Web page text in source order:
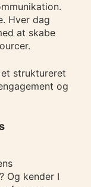
Hver dag
at skabe
struktureret
og
Og kender I